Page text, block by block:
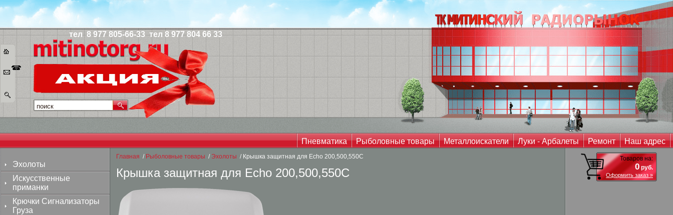
тел 8 977 805-66-33тел 8 977 804 66 33
Пневматика Рыболовные товары Металлоискатели Луки - Арбалеты Ремонт Наш адрес
Эхолоты
Искусственные
приманки
Крючки Сигнализаторы
Груза
Главная / Рыболовные товары / Эхолоты / Крышка защитная для Echo 200,500,550С
Крышка защитная для Echo 200,500,550С
Товаров на:
0 руб.
Оформить заказ »